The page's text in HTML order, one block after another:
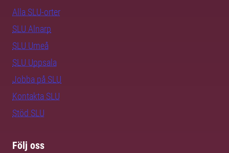
Alla SLU-orter
SLU Alnarp
SLU Umeå
SLU Uppsala
Jobba på SLU
Kontakta SLU
Stöd SLU
Följ oss